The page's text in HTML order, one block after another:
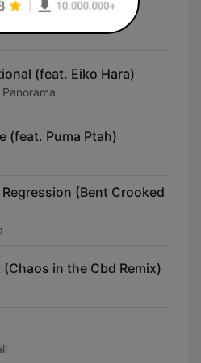
Natalia Clavier)
(feat. Eiko Hara)
(feat. Puma Ptah)
(Bent Crooked
in the Cbd Remix)